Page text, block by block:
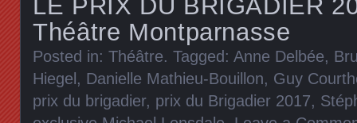
LE PRIX DU BRIGADIER
Théâtre Montparnasse
Posted in: Théâtre. Tagged: Anne Delbée,
Hiegel, Danielle Mathieu-Bouillon, Guy
prix du brigadier, prix du Brigadier 2017,